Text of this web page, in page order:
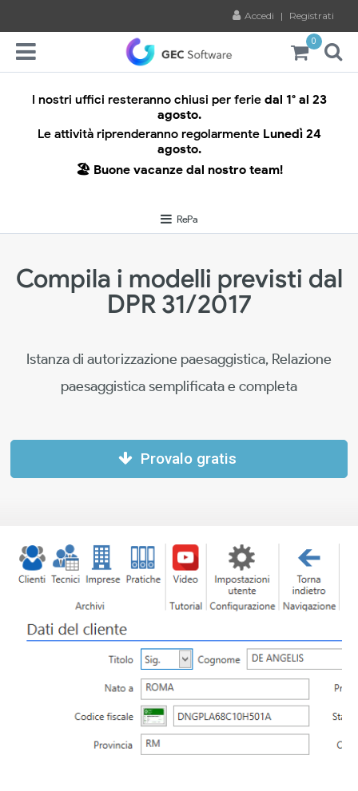
Accedi | Registrati
0
I nostri uffici resteranno chiusi per ferie dal 1° al 23
agosto.
Le attività riprenderanno regolarmente Lunedì 24
agosto.
🏖️ Buone vacanze dal nostro team!
RePa
Compila i modelli previsti dal
DPR 31/2017
Istanza di autorizzazione paesaggistica, Relazione
paesaggistica semplificata e completa
Provalo gratis